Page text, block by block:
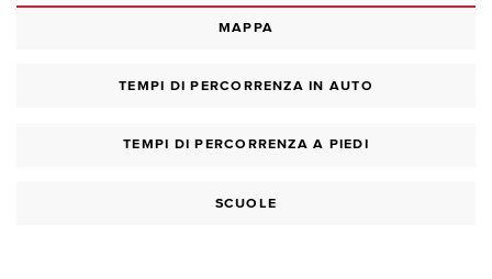
MAPPA
TEMPI DI PERCORRENZA IN AUTO
TEMPI DI PERCORRENZA A PIEDI
SCUOLE